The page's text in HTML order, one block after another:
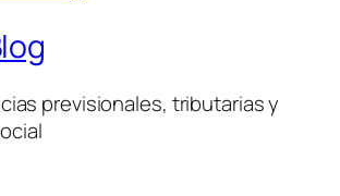
previsionales, tributarias y